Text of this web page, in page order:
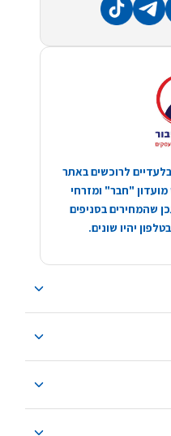
לרוכשים באתר
"חבר" ומזרחי
שהמחירים בסניפים
יהיו שונים.